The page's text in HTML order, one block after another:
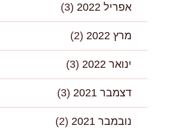
אפריל 2022 (3)
מרץ 2022 (2)
ינואר 2022 (3)
דצמבר 2021 (3)
נובמבר 2021 (2)